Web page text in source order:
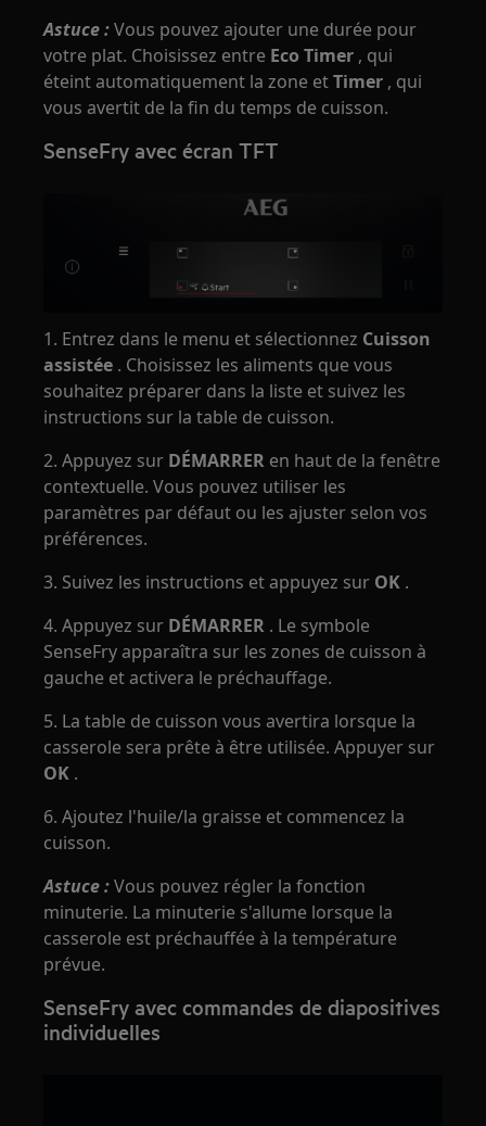
Astuce :Vous pouvez ajouter une durée pour
votre plat. Choisissez entre Eco Timer , qui
éteint automatiquement la zone etTimer , qui
vous avertit de la fin du temps de cuisson.
SenseFry avec écran TFT
1. Entrez dans le menu et sélectionnez Cuisson
assistée . Choisissez les aliments que vous
souhaitez préparer dans la liste et suivez les
instructions sur la table de cuisson.
2. Appuyez sur DÉMARRER en haut de la fenêtre
contextuelle. Vous pouvez utiliser les
paramètres par défaut ou les ajuster selon vos
préférences.
3. Suivez les instructions et appuyez sur OK .
4. Appuyez sur DÉMARRER . Le symbole
SenseFry apparaîtra sur les zones de cuisson à
gauche et activera le préchauffage.
5. La table de cuisson vous avertira lorsque la
casserole sera prête à être utilisée. Appuyer sur
OK .
6. Ajoutez l'huile/la graisse et commencez la
cuisson.
Astuce :Vous pouvez régler la fonction
minuterie. La minuterie s'allume lorsque la
casserole est préchauffée à la température
prévue.
SenseFry avec commandes de diapositives
individuelles